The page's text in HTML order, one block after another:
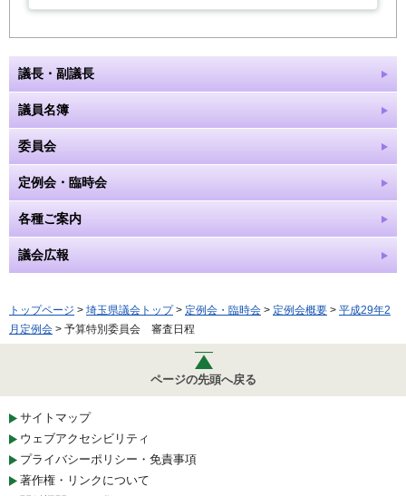
議長・副議長
議員名簿
委員会
定例会・臨時会
各種ご案内
議会広報
トップページ > 埼玉県議会トップ> 定例会・臨時会 > 定例会概要 > 平成29年2
月定例会 > 予算特別委員会 審査日程
ページの先頭へ戻る
サイトマップ
ウェブアクセシビリティ
プライバシーポリシー・免責事項
著作権・リンクについて